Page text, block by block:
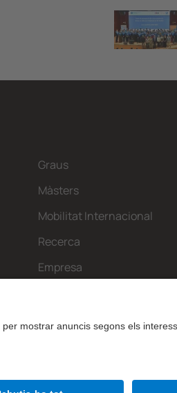
Graus
Màsters
Mobilitat Internacional
Recerca
Empresa